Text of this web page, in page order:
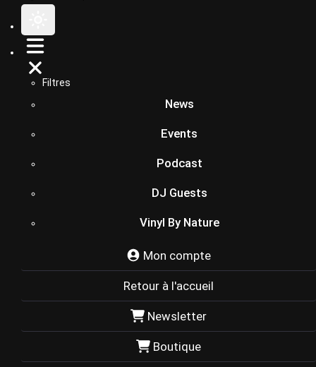
Filtres
News
Events
Podcast
DJ Guests
Vinyl By Nature
Mon compte
Retour à l'accueil
Newsletter
Boutique